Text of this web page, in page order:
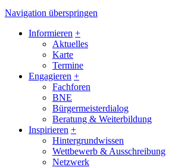
Navigation überspringen
Informieren +
Aktuelles
Karte
Termine
Engagieren +
Fachforen
BNE
Bürgermeisterdialog
Beratung & Weiterbildung
Inspirieren +
Hintergrundwissen
Wettbewerb & Ausschreibung
Netzwerk